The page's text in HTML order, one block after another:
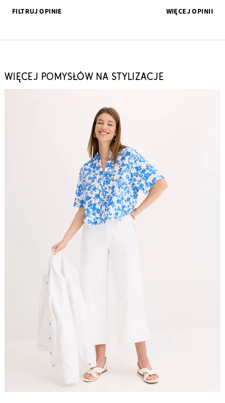
FILTRUJ OPINIE
WIĘCEJ OPINII
WIĘCEJ POMYSŁÓW NA STYLIZACJE